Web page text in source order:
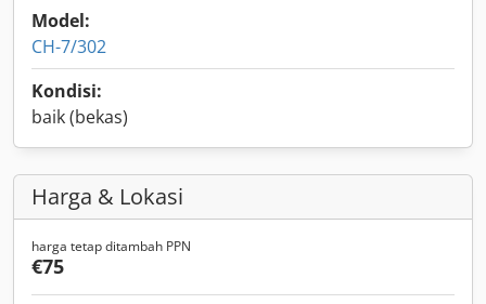
Model:
CH-7/302
Kondisi:
baik (bekas)
Harga & Lokasi
harga tetap ditambah PPN
€75